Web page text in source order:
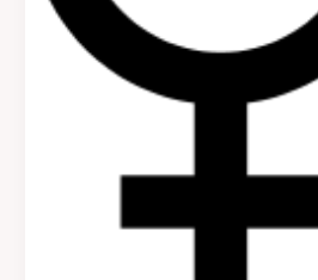
son
livre